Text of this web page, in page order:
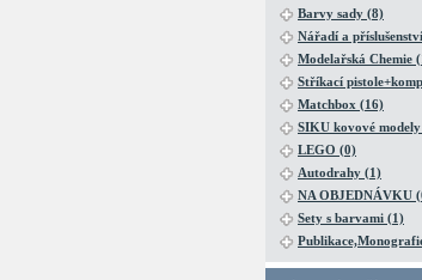
Barvy sady (8)
Nářadí a
Modelařská Chemie
Stříkací
Matchbox (16)
SIKU kovové
LEGO (0)
Autodrahy (1)
NA OBJEDNÁVKU
Sety s barvami (1)